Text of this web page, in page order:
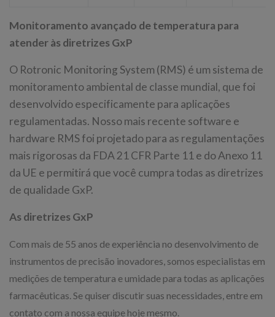
Monitoramento avançado de temperatura para
atender às diretrizes GxP
O Rotronic Monitoring System (RMS) é um sistema de
monitoramento ambiental de classe mundial, que foi
desenvolvido especificamente para aplicações
regulamentadas. Nosso mais recente software e
hardware RMS foi projetado para as regulamentações
mais rigorosas da FDA 21 CFR Parte 11 e do Anexo 11
da UE e permitirá que você cumpra todas as diretrizes
de qualidade GxP.
As diretrizes GxP
Com mais de 55 anos de experiência no desenvolvimento de
instrumentos de precisão inovadores, somos especialistas em
medições de temperatura e umidade para todas as aplicações
farmacêuticas. Se quiser discutir suas necessidades, entre em
contato com a nossa equipe hoje mesmo.